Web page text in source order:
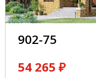
902-75
54 265 ₽